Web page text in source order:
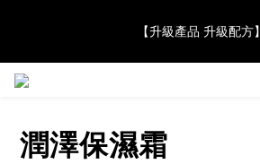
Award 勇奪金獎】
【升級產品 升級配方】
【JaneClare 康膚薈在iida Award
潤澤保濕霜